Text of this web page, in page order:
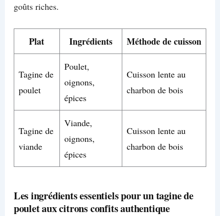
goûts riches.
Plat Ingrédients Méthode de cuisson
Tagine de
poulet
Poulet,
oignons,
épices
Cuisson lente au
charbon de bois
Tagine de
viande
Viande,
oignons,
épices
Cuisson lente au
charbon de bois
Les ingrédients essentiels pour un tagine de
poulet aux citrons confits authentique